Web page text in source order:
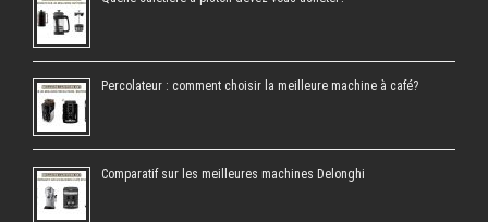
Percolateur : comment choisir la meilleure machine à café?
Comparatif sur les meilleures machines Delonghi